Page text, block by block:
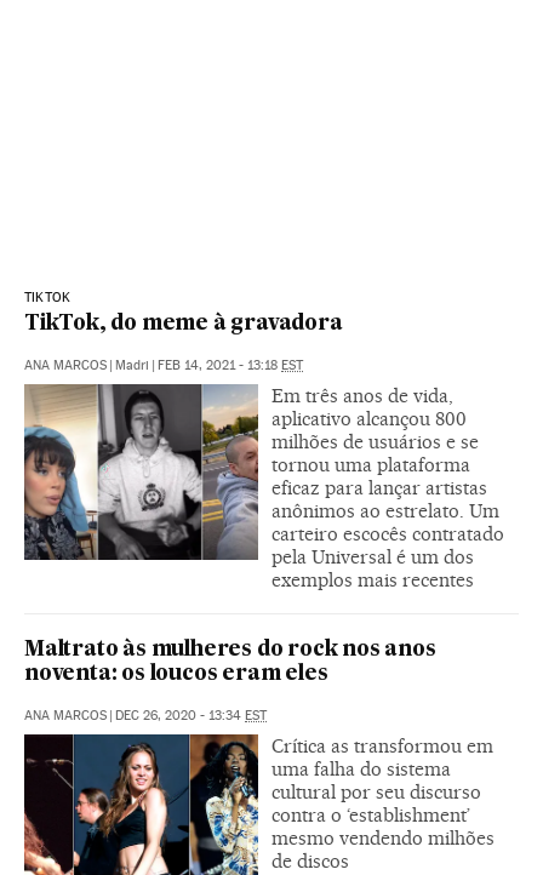
TIKTOK
TikTok, do meme à gravadora
ANA MARCOS Madri FEB 14, 2021 - 13:18 EST
Em três anos de vida,
aplicativo alcançou 800
milhões de usuários e se
tornou uma plataforma
eficaz para lançar artistas
anônimos ao estrelato. Um
carteiro escocês contratado
pela Universal é um dos
exemplos mais recentes
Maltrato às mulheres do rock nos anos
noventa: os loucos eram eles
ANA MARCOS DEC 26, 2020 - 13:34 EST
Crítica as transformou em
uma falha do sistema
cultural por seu discurso
contra o ‘establishment’
mesmo vendendo milhões
de discos